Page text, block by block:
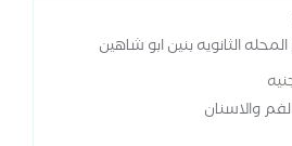
الثانويه بنين ابو شاهين
والاسنان